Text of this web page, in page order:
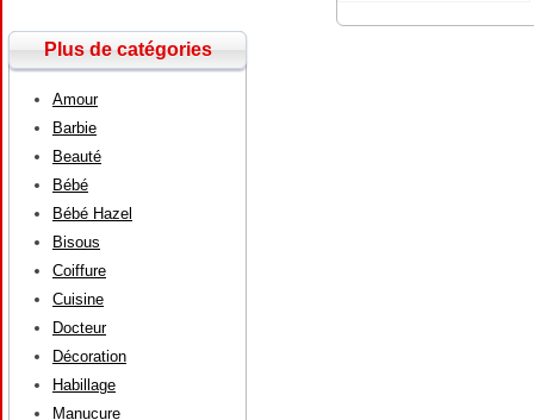
Plus de catégories
Amour
Barbie
Beauté
Bébé
Bébé Hazel
Bisous
Coiffure
Cuisine
Docteur
Décoration
Habillage
Manucure